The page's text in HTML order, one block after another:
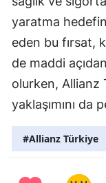
yaratma
eden bu fırsat,
de maddi
olurken, Allianz
yaklaşımını da
#Allianz Türkiye